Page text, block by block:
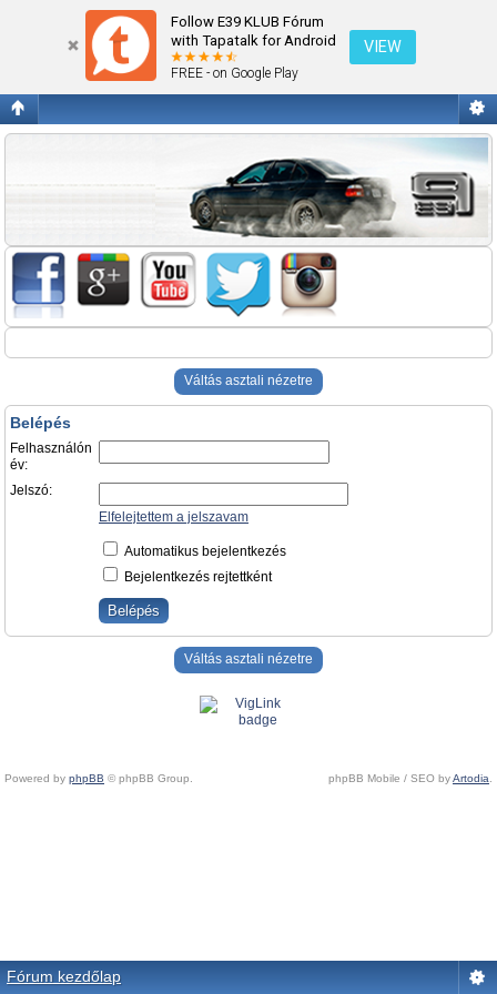
Follow E39 KLUB Fórum
with Tapatalk for Android
FREE - on Google Play
VIEW
Belépés
Váltás asztali nézetre
Belépés
Felhasználón
év:
Jelszó:
Elfelejtettem a jelszavam
Automatikus bejelentkezés
Bejelentkezés rejtettként
Váltás asztali nézetre
Powered by phpBB © phpBB Group. phpBB Mobile / SEO byArtodia.
Fórum kezdőlap